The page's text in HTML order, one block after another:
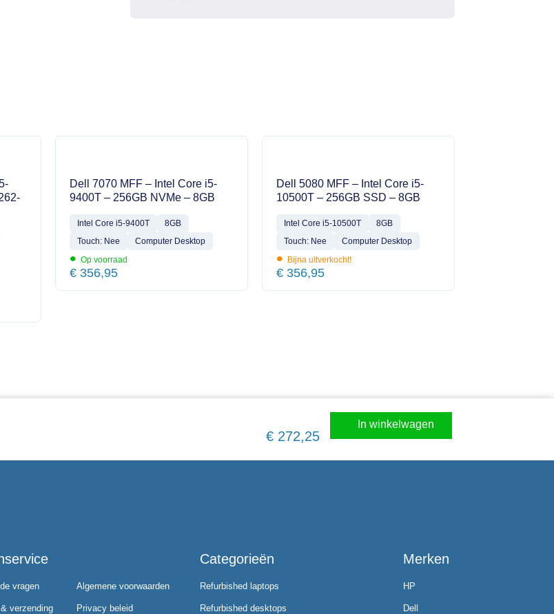
Dell 7070 MFF – Intel Core i5-
9400T – 256GB NVMe – 8GB
Intel Core i5-9400T
8GB
Touch: Nee
Computer Desktop
• Op voorraad
€ 356,95
Dell 5080 MFF – Intel Core i5-
10500T – 256GB SSD – 8GB
Intel Core i5-10500T
8GB
Touch: Nee
Computer Desktop
• Bijna uitverkocht!
€ 356,95
€ 272,25
In winkelwagen
vragen
verzending
Algemene voorwaarden
Privacy beleid
Categorieën
Refurbished laptops
Refurbished desktops
Merken
HP
Dell